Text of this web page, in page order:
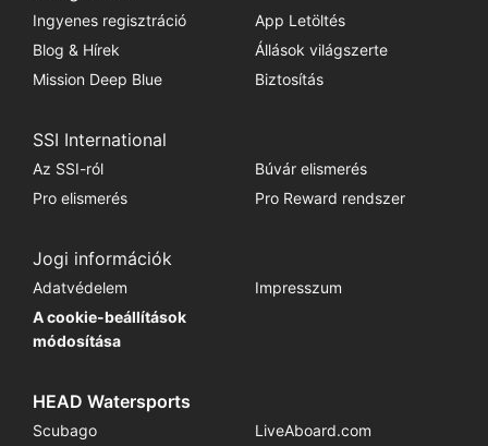
Ingyenes regisztráció
App Letöltés
Blog & Hírek
Állások világszerte
Mission Deep Blue
Biztosítás
SSI International
Az SSI-ról
Búvár elismerés
Pro elismerés
Pro Reward rendszer
Jogi információk
Adatvédelem
Impresszum
A cookie-beállítások
módosítása
HEAD Watersports
Scubago LiveAboard.com